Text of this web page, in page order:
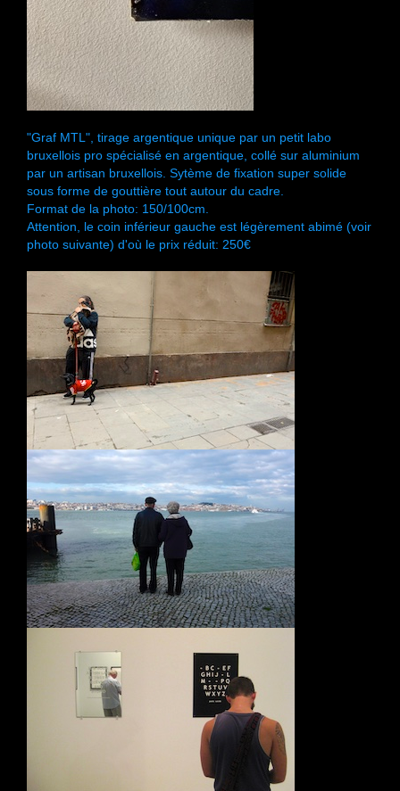
"Graf MTL", tirage argentique unique par un petit labo
bruxellois pro spécialisé en argentique, collé sur aluminium
par un artisan bruxellois. Sytème de fixation super solide
sous forme de gouttière tout autour du cadre.
Format de la photo: 150/100cm.
Attention, le coin inférieur gauche est légèrement abimé (voir
photo suivante) d'où le prix réduit: 250€